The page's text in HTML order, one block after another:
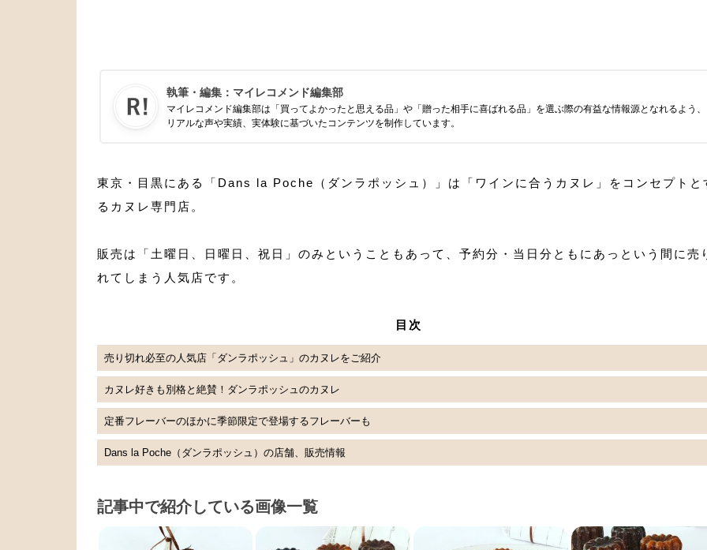
執筆・編集： マイレコメンド編集部
マイレコメンド編集部は「買ってよかったと思える品」や「贈った相手に喜ばれる品」を選ぶ際の有益な情報源となれるよう、
リアルな声や実績、実体験に基づいたコンテンツを制作しています。
東京・目黒にある「Dans la Poche（ダンラポッシュ）」は「ワインに合うカヌレ」をコンセプトと
るカヌレ専門店。
販売は「土曜日、日曜日、祝日」のみということもあって、予約分・当日分ともにあっという間に売
れてしまう人気店です。
目次
売り切れ必至の人気店「ダンラポッシュ」のカヌレをご紹介
カヌレ好きも別格と絶賛！ダンラポッシュのカヌレ
定番フレーバーのほかに季節限定で登場するフレーバーも
Dans la Poche（ダンラポッシュ）の店舗、販売情報
記事中で紹介している画像一覧